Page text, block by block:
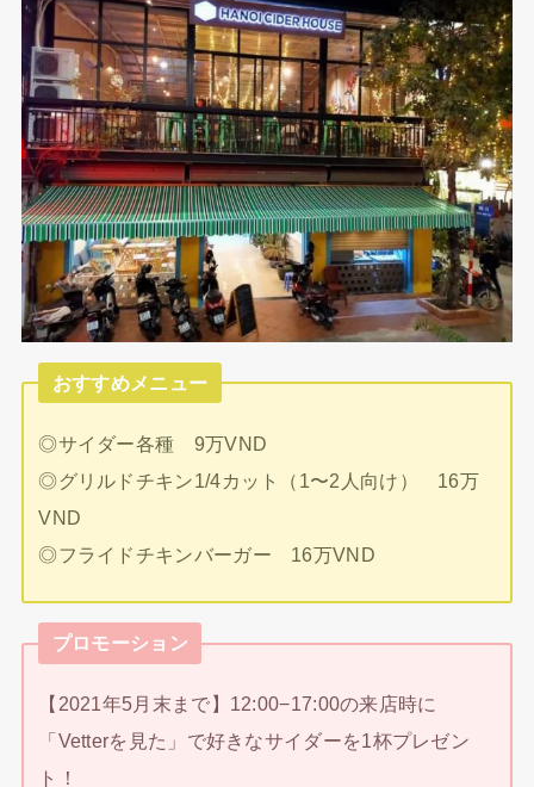
おすすめメニュー
◎サイダー各種 9万VND
◎グリルドチキン1/4カット（1〜2人向け） 16万
VND
◎フライドチキンバーガー 16万VND
プロモーション
【2021年5月末まで】12:00−17:00の来店時に
「Vetterを見た」で好きなサイダーを1杯プレゼン
ト！